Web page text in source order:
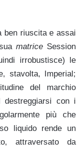
ben riuscita e assai
matrice Session
irrobustisce) le
stavolta, Imperial;
del marchio
destreggiarsi con i
più che
liquido rende un
attraversato da